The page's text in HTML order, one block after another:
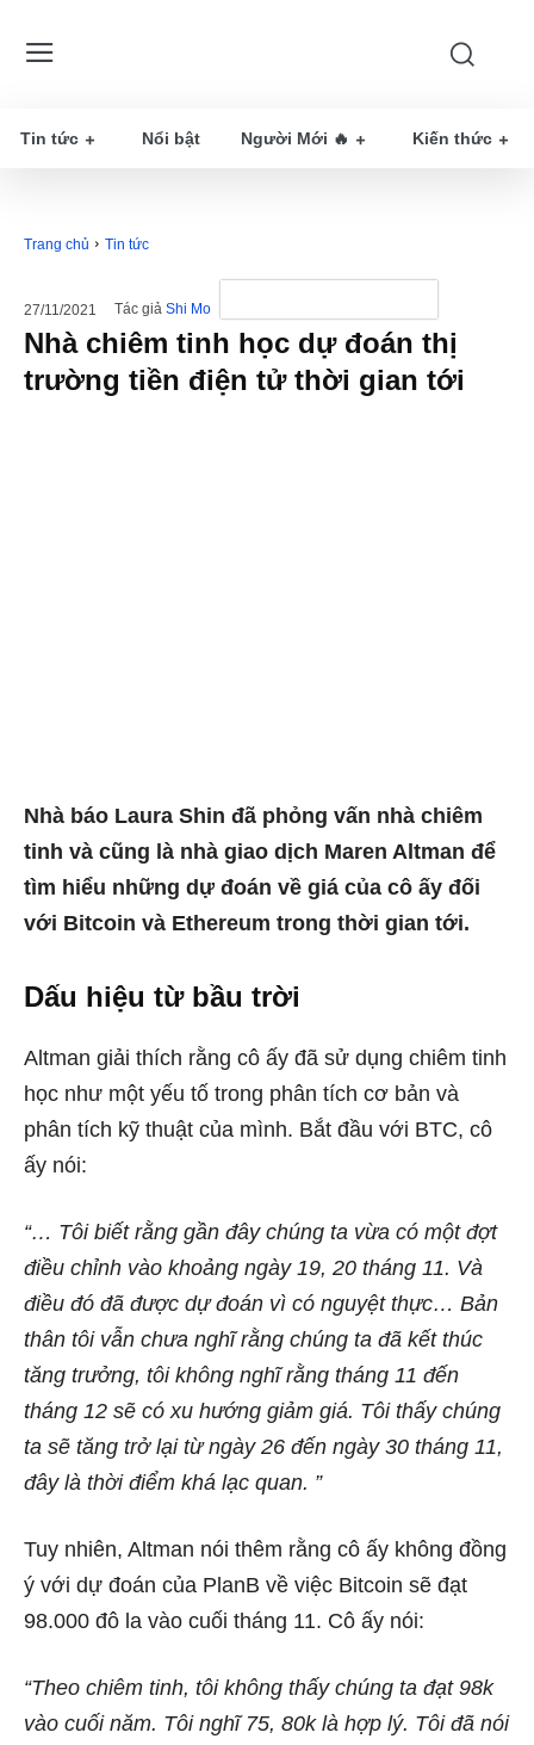
Tin tức Nổi bật Người Mới 🔥 Kiến thức
Trang chủ Tin tức
27/11/2021 Tác giả Shi Mo
Nhà chiêm tinh học dự đoán thị
trường tiền điện tử thời gian tới
Nhà báo Laura Shin đã phỏng vấn nhà chiêm
tinh và cũng là nhà giao dịch Maren Altman để
tìm hiểu những dự đoán về giá của cô ấy đối
với Bitcoin và Ethereum trong thời gian tới.
Dấu hiệu từ bầu trời
Altman giải thích rằng cô ấy đã sử dụng chiêm tinh
học như một yếu tố trong phân tích cơ bản và
phân tích kỹ thuật của mình. Bắt đầu với BTC, cô
ấy nói:
“… Tôi biết rằng gần đây chúng ta vừa có một đợt
điều chỉnh vào khoảng ngày 19, 20 tháng 11. Và
điều đó đã được dự đoán vì có nguyệt thực… Bản
thân tôi vẫn chưa nghĩ rằng chúng ta đã kết thúc
tăng trưởng, tôi không nghĩ rằng tháng 11 đến
tháng 12 sẽ có xu hướng giảm giá. Tôi thấy chúng
ta sẽ tăng trở lại từ ngày 26 đến ngày 30 tháng 11,
đây là thời điểm khá lạc quan. ”
Tuy nhiên, Altman nói thêm rằng cô ấy không đồng
ý với dự đoán của PlanB về việc Bitcoin sẽ đạt
98.000 đô la vào cuối tháng 11. Cô ấy nói:
“Theo chiêm tinh, tôi không thấy chúng ta đạt 98k
vào cuối năm. Tôi nghĩ 75, 80k là hợp lý. Tôi đã nói